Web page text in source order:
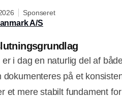
Sponseret
A/S
er i dag en naturlig del af
dokumenteres på et
et mere stabilt fundament